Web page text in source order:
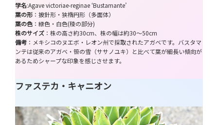
学名:Agave victoriae-reginae ‘Bustamante’
葉の形 ：披針形・狭楕円形（多面体）
葉の色 ：緑色・白色(稜の部分)
株のサイズ ：株の高さ約30cm、株の幅は約30～50cm
備考 ：メキシコのヌエボ・レオン州で採取されたアガベです。バスタマ
ンテは従来のアガベ・笹の雪（ササノユキ）と比べて葉が細長い傾向が
あるためシャープな印象を感じさせます。
ファステカ・キャニオン